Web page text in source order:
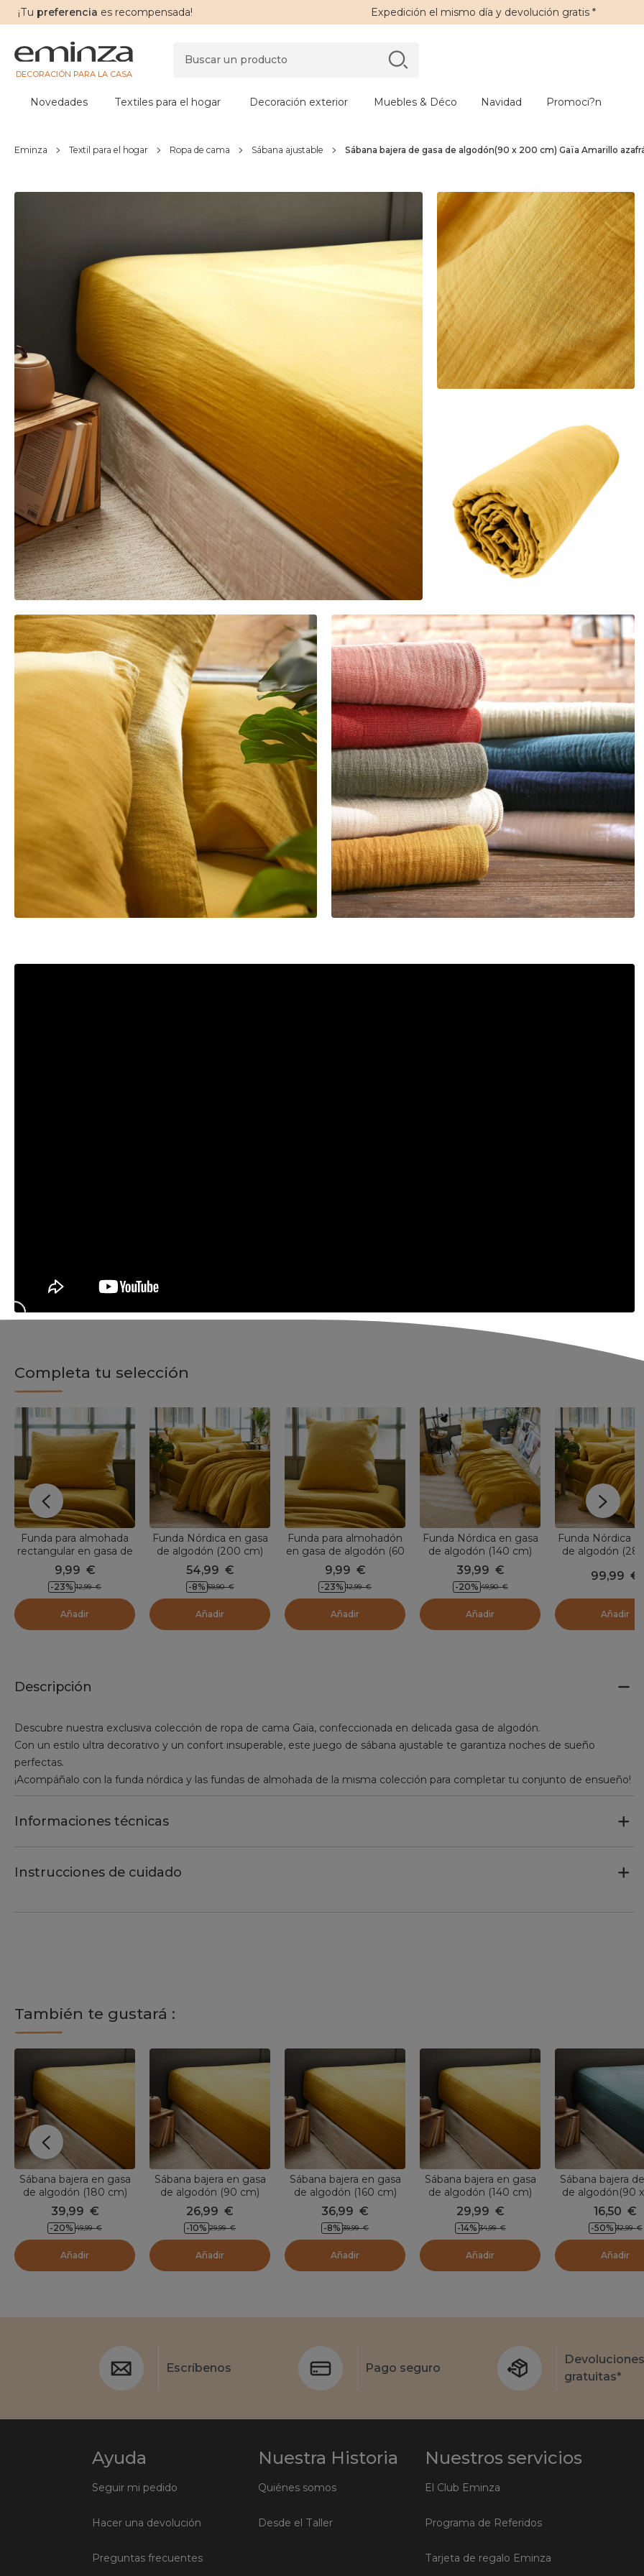
¡Tu preferencia es recompensada! Expedición el mismo día y devolución gratis*
DECORACIÓN PARA LA CASA
Novedades Textiles para el hogar Decoración exterior Muebles & Déco Navidad Promoci?n
Eminza Textil para el hogar Ropa de cama Sábana ajustable Sábana bajera de gasa de algodón(90 x 200 cm) Gaïa Amarillo
Completa tu selección
Funda para almohada
rectangular en gasa de
algodón (L70 cm) Gaïa
Amarillo azafrán
9,99 €
-23% 12,99 €
Añadir
Funda Nórdica en gasa
de algodón (200 cm)
Gaïa Amarillo azafrán
54,99 €
-8% 59,90 €
Añadir
Funda para almohadón
en gasa de algodón (60
cm) Gaïa Amarillo
azafrán
9,99 €
-23% 12,99 €
Añadir
Funda Nórdica en gasa
de algodón (140 cm)
Gaïa Amarillo azafrán
39,99 €
-20% 49,90 €
Añadir
Funda Nórdica en
de algodón (280
99,99 €
Añadir
Descripción
Descubre nuestra exclusiva colección de ropa de cama Gaïa, confeccionada en delicada gasa de algodón.
Con un estilo ultra decorativo y un confort insuperable, este juego de sábana ajustable te garantiza noches de sueño
perfectas.
¡Acompáñalo con la funda nórdica y las fundas de almohada de la misma colección para completar tu conjunto de ensueño!
Informaciones técnicas
Instrucciones de cuidado
También te gustará :
Sábana bajera en gasa
de algodón (180 cm)
Gaïa Amarillo azafrán
39,99 €
-20% 49,99 €
Añadir
Sábana bajera en gasa
de algodón (90 cm)
Gaïa Amarillo azafrán
26,99 €
-10% 29,99 €
Añadir
Sábana bajera en gasa
de algodón (160 cm)
Gaïa Amarillo azafrán
36,99 €
-8% 39,99 €
Añadir
Sábana bajera en gasa
de algodón (140 cm)
Gaïa Amarillo azafrán
29,99 €
-14% 34,99 €
Añadir
Sábana bajera
de algodón(90
cm) Gaïa Azul
16,50 €
-50% 32,99 €
Añadir
Escríbenos Pago seguro
Devoluciones
gratuitas*
Ayuda
Seguir mi pedido
Hacer una devolución
Preguntas frecuentes
Nuestra Historia
Quiénes somos
Desde el Taller
Nuestros servicios
El Club Eminza
Programa de Referidos
Tarjeta de regalo Eminza